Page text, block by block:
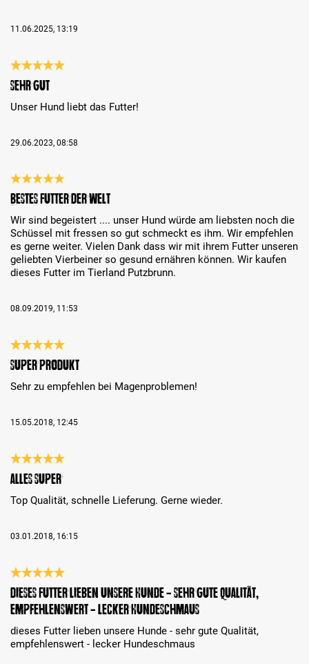
11.06.2025, 13:19
Bewertung mit 5 von 5 Sternen
Sehr gut
Unser Hund liebt das Futter!
29.06.2023, 08:58
Bewertung mit 5 von 5 Sternen
Bestes Futter der Welt
Wir sind begeistert .... unser Hund würde am liebsten noch die
Schüssel mit fressen so gut schmeckt es ihm. Wir empfehlen
es gerne weiter. Vielen Dank dass wir mit ihrem Futter unseren
geliebten Vierbeiner so gesund ernähren können. Wir kaufen
dieses Futter im Tierland Putzbrunn.
08.09.2019, 11:53
Bewertung mit 5 von 5 Sternen
Super Produkt
Sehr zu empfehlen bei Magenproblemen!
15.05.2018, 12:45
Bewertung mit 5 von 5 Sternen
Alles Super
Top Qualität, schnelle Lieferung. Gerne wieder.
03.01.2018, 16:15
Bewertung mit 5 von 5 Sternen
dieses Futter lieben unsere Hunde - sehr gute Qualität,
empfehlenswert - lecker Hundeschmaus
dieses Futter lieben unsere Hunde - sehr gute Qualität,
empfehlenswert - lecker Hundeschmaus